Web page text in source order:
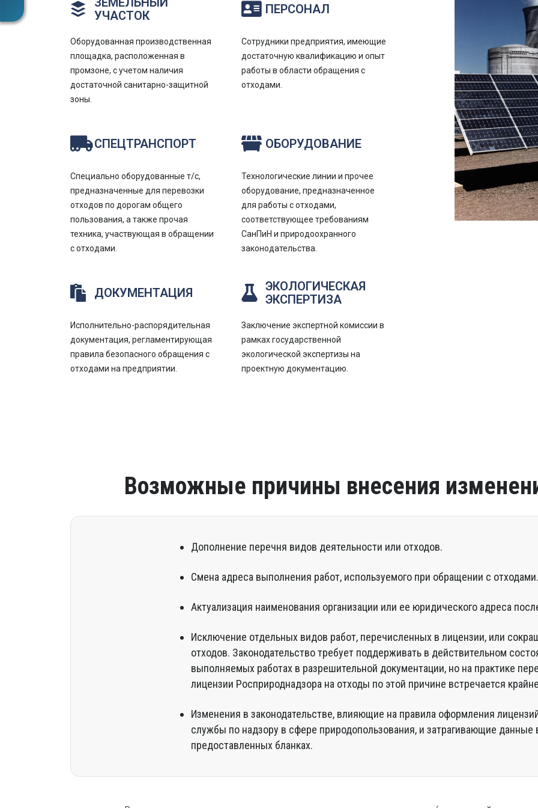
УЧАСТОК
Оборудованная производственная
площадка, расположенная в
промзоне, с учетом наличия
достаточной санитарно-защитной
зоны.
ПЕРСОНАЛ
Сотрудники предприятия, имеющие
достаточную квалификацию и опыт
работы в области обращения с
отходами.
СПЕЦТРАНСПОРТ
Специально оборудованные т/с,
предназначенные для перевозки
отходов по дорогам общего
пользования, а также прочая
техника, участвующая в обращении
с отходами.
ОБОРУДОВАНИЕ
Технологические линии и прочее
оборудование, предназначенное
для работы с отходами,
соответствующее требованиям
СанПиН и природоохранного
законодательства.
ДОКУМЕНТАЦИЯ
Исполнительно-распорядительная
документация, регламентирующая
правила безопасного обращения с
отходами на предприятии.
ЭКОЛОГИЧЕСКАЯ
ЭКСПЕРТИЗА
Заключение экспертной комиссии в
рамках государственной
экологической экспертизы на
проектную документацию.
Возможные причины внесения
Дополнение перечня видов деятельности или отходов.
Смена адреса выполнения работ, используемого при обращении с отходами.
Актуализация наименования организации или ее юридического адреса
Исключение отдельных видов работ, перечисленных в лицензии, или
отходов. Законодательство требует поддерживать в действительном
выполняемых работах в разрешительной документации, но на практике
лицензии Росприроднадзора на отходы по этой причине встречается
Изменения в законодательстве, влияющие на правила оформления
службы по надзору в сфере природопользования, и затрагивающие данные
предоставленных бланках.